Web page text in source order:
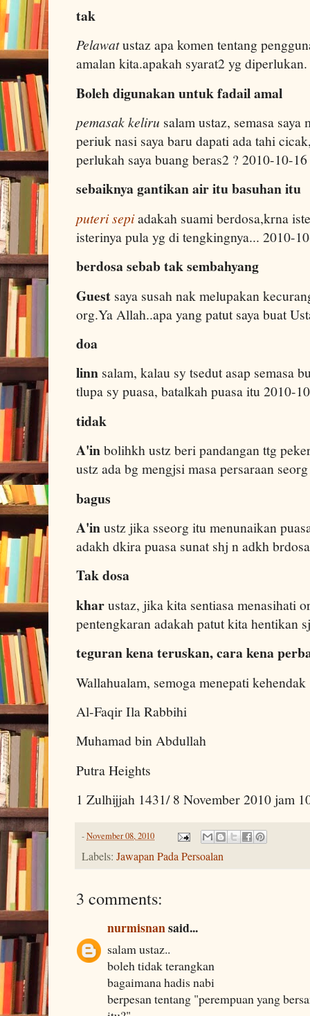
tak
Pelawatustaz apa komen tentang
amalan kita.apakah syarat2 yg
Boleh digunakan untuk fadail amal
pemasak keliru salam ustaz, semasa saya
periuk nasi saya baru dapati ada tahi
perlukah saya buang beras2 ? 2010-10-
sebaiknya gantikan air itu basuhan itu
puteri sepiadakah suami berdosa,krna
isterinya pula yg di tengkingnya... 2010-
berdosa sebab tak sembahyang
Guest saya susah nak melupakan
org.Ya Allah..apa yang patut saya buat
doa
linn salam, kalau sy tsedut asap semasa
tlupa sy puasa, batalkah puasa itu 2010-
tidak
A'inbolihkh ustz beri pandangan ttg
ustz ada bg mengjsi masa persaraan
bagus
A'inustz jika sseorg itu menunaikan
adakh dkira puasa sunat shj n adkh
Tak dosa
kharustaz, jika kita sentiasa menasihati
pentengkaran adakah patut kita hentikan
teguran kena teruskan, cara kena
Wallahualam, semoga menepati kehendak
Al-Faqir Ila Rabbihi
Muhamad bin Abdullah
Putra Heights
1 Zulhijjah 1431/ 8 November 2010 jam
-November 08, 2010
Labels: Jawapan Pada Persoalan
3 comments:
nurmisnansaid...
salam ustaz..
boleh tidak terangkan
bagaimana hadis nabi
berpesan tentang "perempuan yang